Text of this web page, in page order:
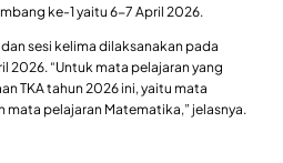
ke-1 yaitu 6-7 April 2026.
sesi kelima dilaksanakan pada
2026. “Untuk mata pelajaran yang
TKA tahun 2026 ini, yaitu mata
mata pelajaran Matematika,” jelasnya.